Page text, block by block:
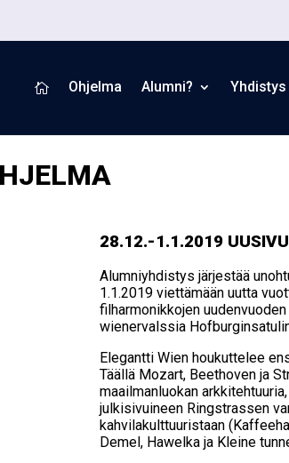
 Ohjelma Alumni? Yhdistys
28.12.-1.1.2019
Alumniyhdistys järjestää
1.1.2019 viettämään uutta
filharmonikkojen
wienervalssia
Elegantti Wien houkuttelee
Täällä Mozart, Beethoven ja
maailmanluokan
julkisivuineen Ringstrassen
kahvilakulttuuristaan
Demel, Hawelka ja Kleine